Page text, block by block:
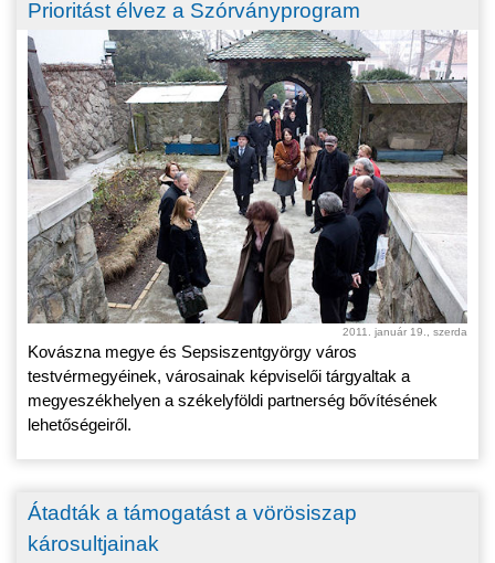
Prioritást élvez a Szórványprogram
2011. január 19., szerda
Kovászna megye és Sepsiszentgyörgy város
testvérmegyéinek, városainak képviselői tárgyaltak a
megyeszékhelyen a székelyföldi partnerség bővítésének
lehetőségeiről.
Átadták a támogatást a vörösiszap
károsultjainak